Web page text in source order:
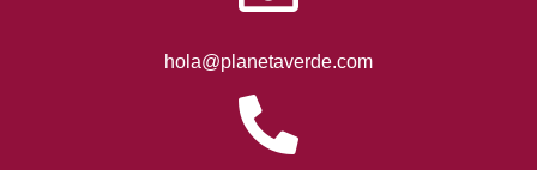
hola@planetaverde.com